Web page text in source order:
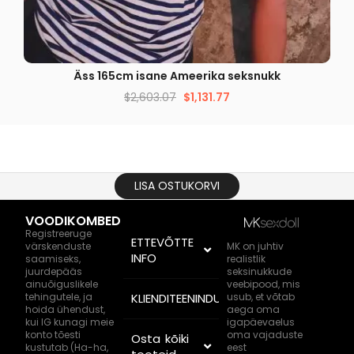
KIIRE VAADE
Äss 165cm isane Ameerika seksnukk
$2,603.07 $1,131.77
LISA OSTUKORVI
VOODIKOMBED
Registreeruge
värskenduste
saamiseks,
juurdepääs
ainuõiguslikele
tehingutele, ja
hoida ühendust,
kui IG kunagi meie
konto tõesti
kustutab (Ha-ha,
ETTEVÕTTE
INFO
KLIENDITEENINDUS
Osta kõiki
MK on juhtiv
realistlik
seksinukkude
veebipood, mis
usub, et võtab
aega oma
igapäevaelus
oma vajaduste
eest